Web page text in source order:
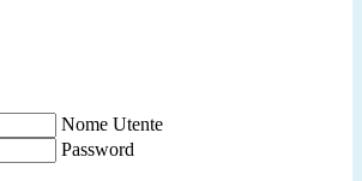
Nome Utente
Password